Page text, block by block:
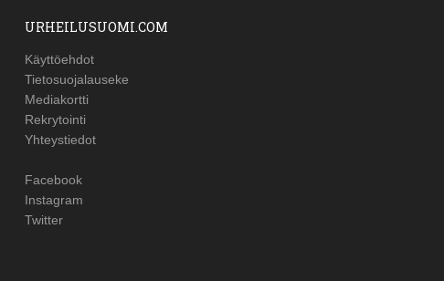
URHEILUSUOMI.COM
Käyttöehdot
Tietosuojalauseke
Mediakortti
Rekrytointi
Yhteystiedot
Facebook
Instagram
Twitter